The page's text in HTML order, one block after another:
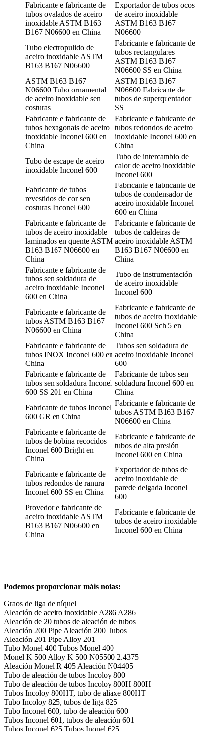
Fabricante e fabricante de
tubos ovalados de aceiro
inoxidable ASTM B163
B167 N06600 en China
Exportador de tubos ocos
de aceiro inoxidable
ASTM B163 B167
N06600
Tubo electropulido de
aceiro inoxidable ASTM
B163 B167 N06600
Fabricante e fabricante de
tubos rectangulares
ASTM B163 B167
N06600 SS en China
ASTM B163 B167
N06600 Tubo ornamental
de aceiro inoxidable sen
costuras
ASTM B163 B167
N06600 Fabricante de
tubos de superquentador
SS
Fabricante e fabricante de
tubos hexagonais de aceiro
inoxidable Inconel 600 en
China
Fabricante e fabricante de
tubos redondos de aceiro
inoxidable Inconel 600 en
China
Tubo de escape de aceiro
inoxidable Inconel 600
Tubo de intercambio de
calor de aceiro inoxidable
Inconel 600
Fabricante de tubos
revestidos de cor sen
costuras Inconel 600
Fabricante e fabricante de
tubos de condensador de
aceiro inoxidable Inconel
600 en China
Fabricante e fabricante de
tubos de aceiro inoxidable
laminados en quente ASTM
B163 B167 N06600 en
China
Fabricante e fabricante de
tubos de caldeiras de
aceiro inoxidable ASTM
B163 B167 N06600 en
China
Fabricante e fabricante de
tubos sen soldadura de
aceiro inoxidable Inconel
600 en China
Tubo de instrumentación
de aceiro inoxidable
Inconel 600
Fabricante e fabricante de
tubos ASTM B163 B167
N06600 en China
Fabricante e fabricante de
tubos de aceiro inoxidable
Inconel 600 Sch 5 en
China
Fabricante e fabricante de
tubos INOX Inconel 600 en
China
Tubos sen soldadura de
aceiro inoxidable Inconel
600
Fabricante e fabricante de
tubos sen soldadura Inconel
600 SS 201 en China
Fabricante de tubos sen
soldadura Inconel 600 en
China
Fabricante de tubos Inconel
600 GR en China
Fabricante e fabricante de
tubos ASTM B163 B167
N06600 en China
Fabricante e fabricante de
tubos de bobina recocidos
Inconel 600 Bright en
China
Fabricante e fabricante de
tubos de alta presión
Inconel 600 en China
Fabricante e fabricante de
tubos redondos de ranura
Inconel 600 SS en China
Exportador de tubos de
aceiro inoxidable de
parede delgada Inconel
600
Provedor e fabricante de
aceiro inoxidable ASTM
B163 B167 N06600 en
China
Fabricante e fabricante de
tubos de aceiro inoxidable
Inconel 600 en China
Podemos proporcionar máis notas:
Graos de liga de níquel
Aleación de aceiro inoxidable A286 A286
Aleación de 20 tubos de aleación de tubos
Aleación 200 Pipe Aleación 200 Tubos
Aleación 201 Pipe Alloy 201
Tubo Monel 400 Tubos Monel 400
Monel K 500 Alloy K 500 N05500 2.4375
Aleación Monel R 405 Aleación N04405
Tubo de aleación de tubos Incoloy 800
Tubo de aleación de tubos Incoloy 800H 800H
Tubos Incoloy 800HT, tubo de aliaxe 800HT
Tubo Incoloy 825, tubos de liga 825
Tubo Inconel 600, tubo de aleación 600
Tubos Inconel 601, tubos de aleación 601
Tubos Inconel 625 Tubos Inonel 625